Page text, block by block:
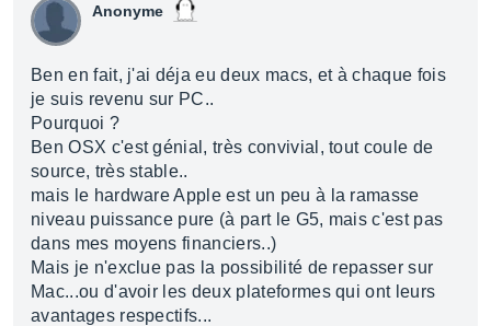
Anonyme
Ben en fait, j'ai déja eu deux macs, et à chaque fois
je suis revenu sur PC..
Pourquoi ?
Ben OSX c'est génial, très convivial, tout coule de
source, très stable..
mais le hardware Apple est un peu à la ramasse
niveau puissance pure (à part le G5, mais c'est pas
dans mes moyens financiers..)
Mais je n'exclue pas la possibilité de repasser sur
Mac...ou d'avoir les deux plateformes qui ont leurs
avantages respectifs...